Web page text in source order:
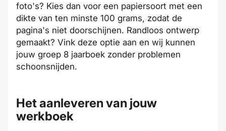
foto's? Kies dan voor een papiersoort met een
dikte van ten minste 100 grams, zodat de
pagina's niet doorschijnen. Randloos ontwerp
gemaakt? Vink deze optie aan en wij kunnen
jouw groep 8 jaarboek zonder problemen
schoonsnijden.
Het aanleveren van jouw
werkboek